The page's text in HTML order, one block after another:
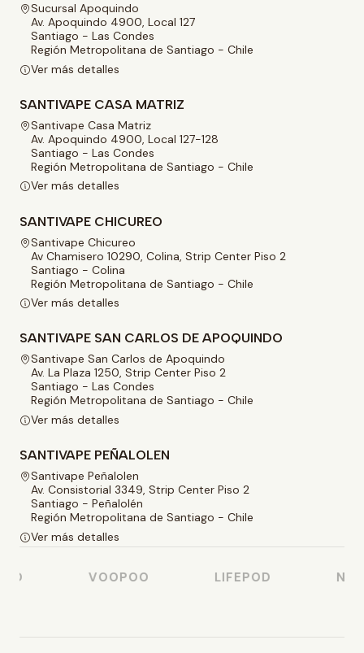
Sucursal Apoquindo
Av. Apoquindo 4900, Local 127
Santiago - Las Condes
Región Metropolitana de Santiago - Chile
Ver más detalles
SANTIVAPE CASA MATRIZ
Santivape Casa Matriz
Av. Apoquindo 4900, Local 127-128
Santiago - Las Condes
Región Metropolitana de Santiago - Chile
Ver más detalles
SANTIVAPE CHICUREO
Santivape Chicureo
Av Chamisero 10290, Colina, Strip Center Piso 2
Santiago - Colina
Región Metropolitana de Santiago - Chile
Ver más detalles
SANTIVAPE SAN CARLOS DE APOQUINDO
Santivape San Carlos de Apoquindo
Av. La Plaza 1250, Strip Center Piso 2
Santiago - Las Condes
Región Metropolitana de Santiago - Chile
Ver más detalles
SANTIVAPE PEÑALOLEN
Santivape Peñalolen
Av. Consistorial 3349, Strip Center Piso 2
Santiago - Peñalolén
Región Metropolitana de Santiago - Chile
Ver más detalles
VOOPOO LIFEPOD